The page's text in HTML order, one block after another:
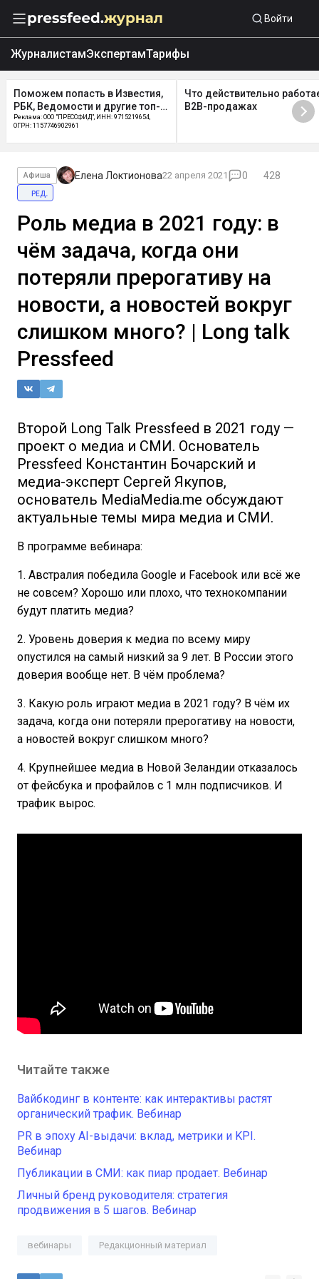
Войти
ЖурналистамЭкспертамТарифы
Поможем попасть в Известия,
РБК, Ведомости и другие топ-
СМИ
Реклама: ООО "ПРЕССФИД", ИНН: 9715219654,
ОГРН: 1157746902961
Что действительно
B2B-продажах
Афиша Елена Локтионова22 апреля 2021 0
428
ред.
Роль медиа в 2021 году: в
чём задача, когда они
потеряли прерогативу на
новости, а новостей вокруг
слишком много? | Long talk
Pressfeed
Второй Long Talk Pressfeed в 2021 году —
проект о медиа и СМИ. Основатель
Pressfeed Константин Бочарский и
медиа-эксперт Сергей Якупов,
основатель MediaMedia.me обсуждают
актуальные темы мира медиа и СМИ.
В программе вебинара:
1. Австралия победила Google и Facebook или всё же
не совсем? Хорошо или плохо, что технокомпании
будут платить медиа?
2. Уровень доверия к медиа по всему миру
опустился на самый низкий за 9 лет. В России этого
доверия вообще нет. В чём проблема?
3. Какую роль играют медиа в 2021 году? В чём их
задача, когда они потеряли прерогативу на новости,
а новостей вокруг слишком много?
4. Крупнейшее медиа в Новой Зеландии отказалось
от фейсбука и профайлов с 1 млн подписчиков. И
трафик вырос.
Читайте также
Вайбкодинг в контенте: как интерактивы растят
органический трафик. Вебинар
PR в эпоху AI-выдачи: вклад, метрики и KPI.
Вебинар
Публикации в СМИ: как пиар продает. Вебинар
Личный бренд руководителя: стратегия
продвижения в 5 шагов. Вебинар
вебинары Редакционный материал